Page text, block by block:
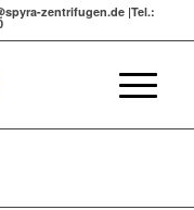
zentrifugen.de |Tel.: